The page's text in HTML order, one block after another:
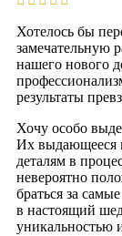
Хотелось бы
замечательную
нашего нового
результаты
Хочу особо
Их выдающееся
деталям в
невероятно
браться за
в настоящий
уникальностью